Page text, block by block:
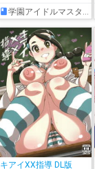
学園アイドルマスター
キアイXX指導 DL版